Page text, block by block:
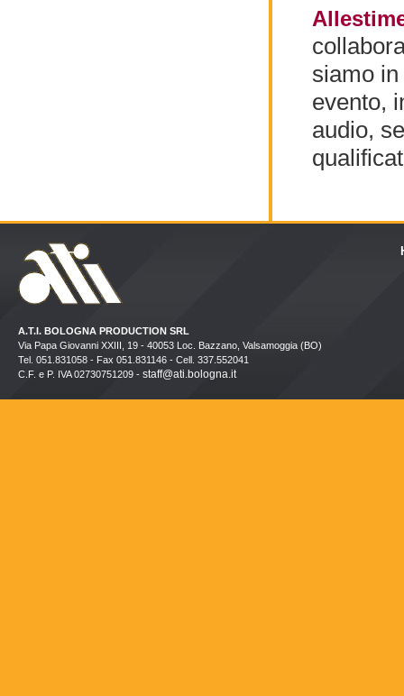
siamo
evento,
audio,
A.T.I. BOLOGNA PRODUCTION SRL
Via Papa Giovanni XXIII, 19 - 40053 Loc. Bazzano, Valsamoggia (BO)
Tel. 051.831058 - Fax 051.831146 - Cell. 337.552041
C.F. e P. IVA 02730751209 - staff@ati.bologna.it